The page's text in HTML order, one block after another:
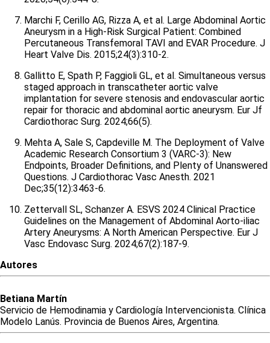
Marchi F, Cerillo AG, Rizza A, et al. Large Abdominal Aortic
Aneurysm in a High-Risk Surgical Patient: Combined
Percutaneous Transfemoral TAVI and EVAR Procedure. J
Heart Valve Dis. 2015;24(3):310-2.
Gallitto E, Spath P, Faggioli GL, et al. Simultaneous versus
staged approach in transcatheter aortic valve
implantation for severe stenosis and endovascular aortic
repair for thoracic and abdominal aortic aneurysm. Eur Jf
Cardiothorac Surg. 2024;66(5).
Mehta A, Sale S, Capdeville M. The Deployment of Valve
Academic Research Consortium 3 (VARC-3): New
Endpoints, Broader Definitions, and Plenty of Unanswered
Questions. J Cardiothorac Vasc Anesth. 2021
Dec;35(12):3463-6.
Zettervall SL, Schanzer A. ESVS 2024 Clinical Practice
Guidelines on the Management of Abdominal Aorto-iliac
Artery Aneurysms: A North American Perspective. Eur J
Vasc Endovasc Surg. 2024;67(2):187-9.
Autores
Betiana Martín
Servicio de Hemodinamia y Cardiología Intervencionista. Clínica
Modelo Lanús. Provincia de Buenos Aires, Argentina.